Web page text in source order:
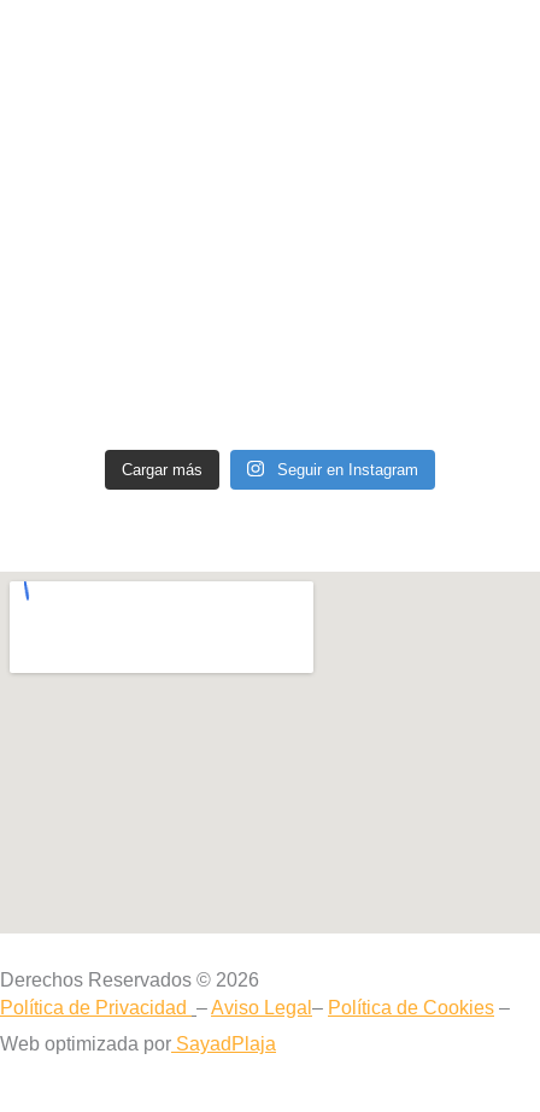
Cargar más Seguir en Instagram
Derechos Reservados © 2026
Política de Privacidad –Aviso Legal– Política de Cookies –
Web optimizada por SayadPlaja